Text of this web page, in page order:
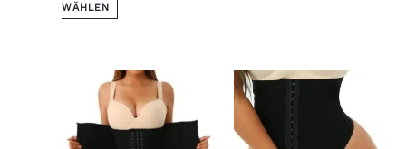
WÄHLEN
Dieses
Produkt
weist
Dieses
Produkt
weist